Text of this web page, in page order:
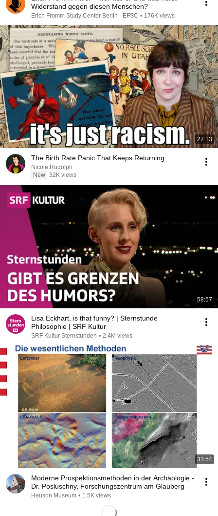
Widerstand gegen diesen Menschen?
Erich Fromm Study Center Berlin - EFSC • 176K views
27:13
The Birth Rate Panic That Keeps Returning
Nicole Rudolph
New 32K views
58:57
Lisa Eckhart, is that funny? | Sternstunde
Philosophie | SRF Kultur
SRF Kultur Sternstunden • 2.4M views
33:54
Moderne Prospektionsmethoden in der Archäologie -
Dr. Posluschny, Forschungszentrum am Glauberg
Heuson Museum • 1.5K views